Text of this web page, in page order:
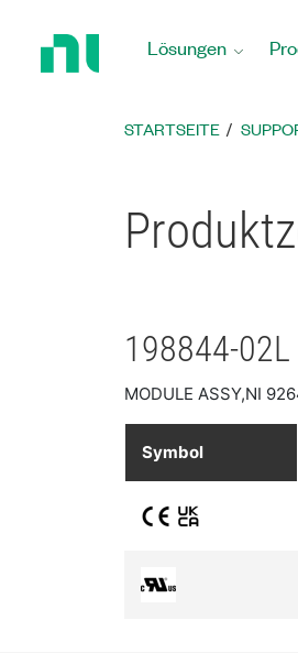
Startseite
Lösungen
STARTSEITE
198844-02L
MODULE ASSY,NI
Symbol